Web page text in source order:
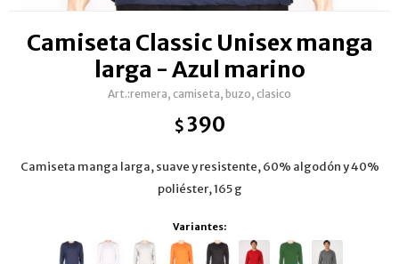
Camiseta Classic Unisex manga
larga - Azul marino
remera, camiseta, buzo, clasico
$390
Camiseta manga larga, suave y resistente, 60% algodón y 40%
poliéster, 165 g
Variantes: